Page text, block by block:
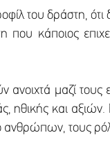
του δράστη,
κάποιος
ανοιχτά μαζί
ηθικής και
ανθρώπων, τους